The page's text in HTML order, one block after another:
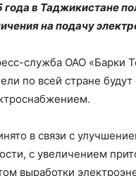
года в Таджикистане
на подачу
служба ОАО «Барки
по всей стране
в связи с
с увеличением
выработки